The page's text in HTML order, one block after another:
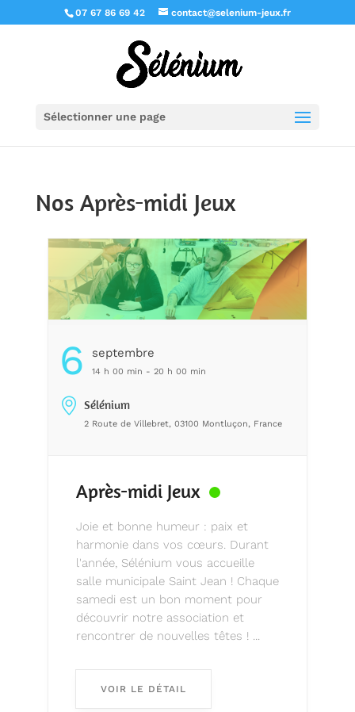
07 67 86 69 42 contact@selenium-jeux.fr
Sélectionner une page
Nos Après-midi Jeux
6 Septembre
14 h 00 min - 20 h 00 min
Sélénium
2 Route de Villebret, 03100 Montluçon, France
Après-midi Jeux
Joie et bonne humeur : paix et
harmonie dans vos cœurs. Durant
l'année, Sélénium vous accueille
salle municipale Saint Jean ! Chaque
samedi est un bon moment pour
découvrir notre association et
rencontrer de nouvelles têtes ! ...
VOIR LE DÉTAIL